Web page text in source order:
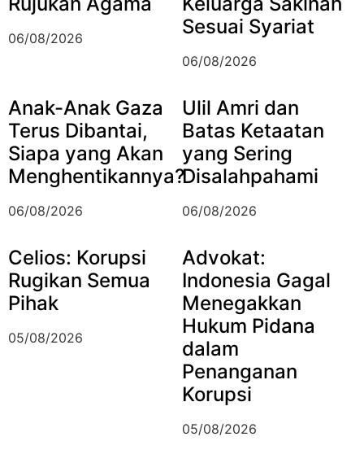
06/08/2026
Sesuai Syariat
06/08/2026
Anak-Anak Gaza
Terus Dibantai,
Siapa yang Akan
Menghentikannya?
06/08/2026
Ulil Amri dan
Batas Ketaatan
yang Sering
Disalahpahami
06/08/2026
Celios: Korupsi
Rugikan Semua
Pihak
05/08/2026
Advokat:
Indonesia Gagal
Menegakkan
Hukum Pidana
dalam
Penanganan
Korupsi
05/08/2026